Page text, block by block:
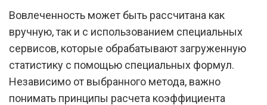
Вовлеченность может быть рассчитана как
вручную, так и с использованием специальных
сервисов, которые обрабатывают загруженную
статистику с помощью специальных формул.
Независимо от выбранного метода, важно
понимать принципы расчета коэффициента